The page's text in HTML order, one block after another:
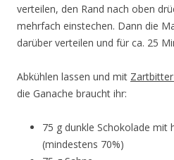
verteilen, den Rand nach oben
mehrfach einstechen. Dann die
darüber verteilen und für ca. 25
Abkühlen lassen und mit
die Ganache braucht ihr:
75 g dunkle Schokolade mit
(mindestens 70%)